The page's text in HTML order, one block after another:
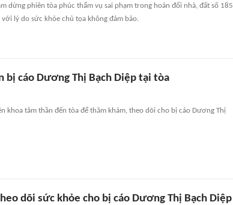
dừng phiên tòa phúc thẩm vụ sai phạm trong hoán đổi nhà, đất số 185
với lý do sức khỏe chủ tọa không đảm bảo.
bị cáo Dương Thị Bạch Diệp tại tòa
khoa tâm thần đến tòa để thăm khám, theo dõi cho bị cáo Dương Thị
dõi sức khỏe cho bị cáo Dương Thị Bạch Diệp